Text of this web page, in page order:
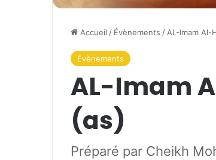
Accueil / Évènements / AL-Imam Al-
Évènements
AL-Imam
(as)
Préparé par Cheikh